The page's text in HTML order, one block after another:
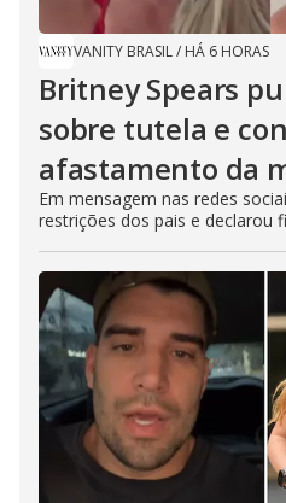
VANITY BRASIL/ HÁ 6 HORAS
Britney Spears
sobre tutela e
afastamento da
Em mensagem nas redes
restrições dos pais e declarou